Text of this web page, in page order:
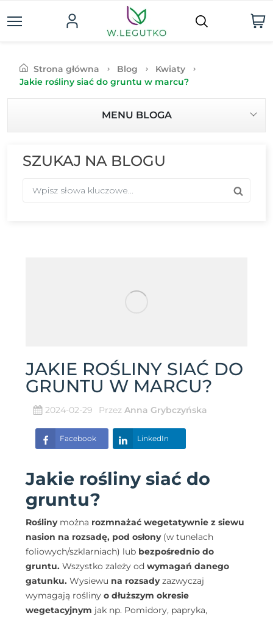
Strona główna Blog
Kwiaty
Jakie rośliny siać do gruntu w marcu?
MENU BLOGA
SZUKAJ NA BLOGU
JAKIE ROŚLINY SIAĆ DO
GRUNTU W MARCU?
2024-02-29 Przez Anna Grybczyńska
Facebook LinkedIn
Jakie rośliny siać do
gruntu?
Roślinymożna rozmnażać wegetatywnie z siewu
nasion na rozsadę, pod osłony(w tunelach
foliowych/szklarniach) lub bezpośrednio do
gruntu. Wszystko zależy od wymagań danego
gatunku. Wysiewu na rozsadyzazwyczaj
wymagają rośliny o dłuższym okresie
wegetacyjnym jak np. Pomidory, papryka,